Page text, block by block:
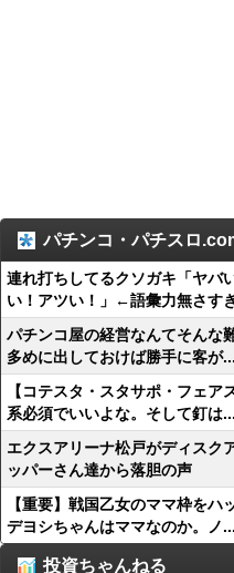
パチンコ・パチスロ
連れ打ちしてるクソガキ「ヤバ
い！アツい！」←語彙力無さす
パチンコ屋の経営なんてそんな
多めに出しておけば勝手に客が...
【コテスタ・スタサポ・フェ
系必須でいいよな。そして釘は...
エクスアリーナ松戸がディスク
ッパーさん達から落胆の声
【重要】戦国乙女のママ枠を
デヨシちゃんはママなのか。ノ...
投資ちゃんねる